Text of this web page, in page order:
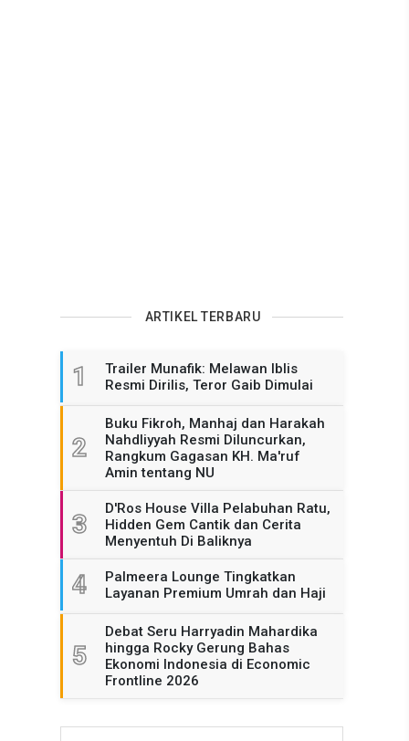
ARTIKEL TERBARU
1
Trailer Munafik: Melawan Iblis
Resmi Dirilis, Teror Gaib Dimulai
2
Buku Fikroh, Manhaj dan Harakah
Nahdliyyah Resmi Diluncurkan,
Rangkum Gagasan KH. Ma'ruf
Amin tentang NU
3
D'Ros House Villa Pelabuhan Ratu,
Hidden Gem Cantik dan Cerita
Menyentuh Di Baliknya
4
Palmeera Lounge Tingkatkan
Layanan Premium Umrah dan Haji
5
Debat Seru Harryadin Mahardika
hingga Rocky Gerung Bahas
Ekonomi Indonesia di Economic
Frontline 2026